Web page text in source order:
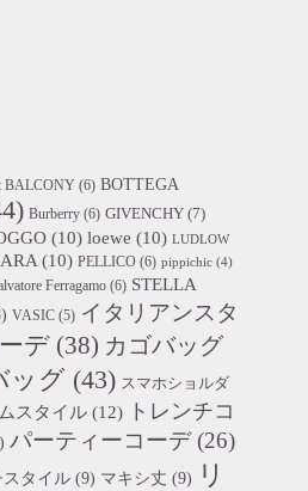
BALCONY (6) BOTTEGA
Burberry (6) GIVENCHY (7)
(10) loewe (10) LUDLOW
(10) PELLICO (6) pippichic (4)
Ferragamo (6) STELLA
VASIC (5) イタリアンスタ
デ (38) カゴバッグ
ッグ (43) スマホショルダ
スタイル (12)
トレンチコ
パーティーコーデ(26)
タイル (9) マキシ丈 (9)
リ